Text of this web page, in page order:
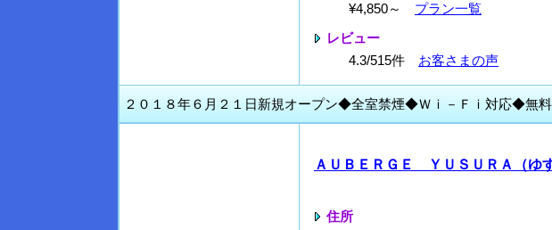
¥4,850～ プラン一覧
レビュー
4.3/515件 お客さまの声
２０１８年６月２１日新規オープン◆全室禁煙◆Ｗｉ－Ｆｉ対応◆無
ＡＵＢＥＲＧＥ ＹＵＳＵＲＡ（ゆす
住所